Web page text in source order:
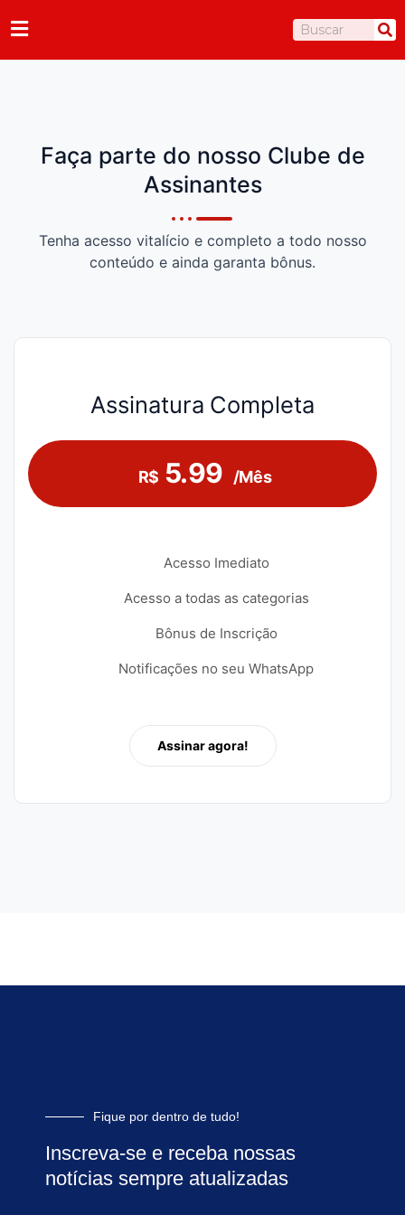
para
Pesquisar
Faça parte do nosso Clube de
Assinantes
Tenha acesso vitalício e completo a todo nosso
conteúdo e ainda garanta bônus.
Assinatura Completa
R$ 5.99 /Mês
Acesso Imediato
Acesso a todas as categorias
Bônus de Inscrição
Notificações no seu WhatsApp
Assinar agora!
Fique por dentro de tudo!
Inscreva-se e receba nossas
notícias sempre atualizadas